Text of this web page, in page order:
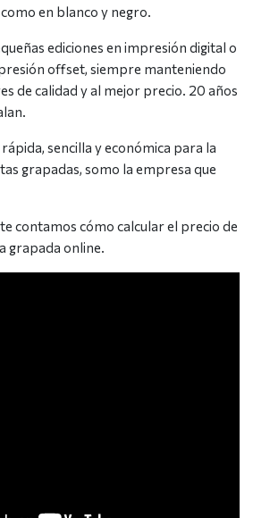
en blanco y negro.
ediciones en impresión digital o
offset, siempre manteniendo
de calidad y al mejor precio. 20 años
sencilla y económica para la
grapadas, somo la empresa que
contamos cómo calcular el precio de
grapada online.